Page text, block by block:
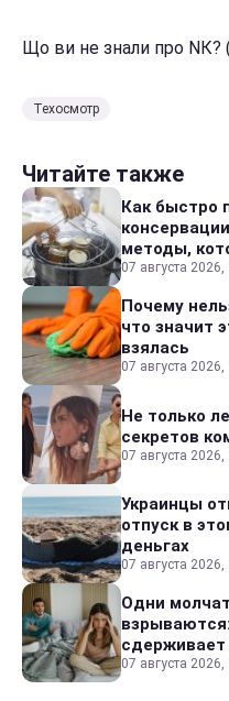
Що ви не знали про NК?
Техосмотр
Читайте также
Как быстро
методы,
07 августа 2026,
Почему
что значит
взялась
07 августа 2026,
Не только
секретов
07 августа
Украинцы
отпуск в
деньгах
07 августа 2026,
Одни
сдерживает
07 августа 2026,